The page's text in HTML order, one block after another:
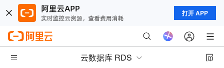
打开 APP
云数据库 RDS